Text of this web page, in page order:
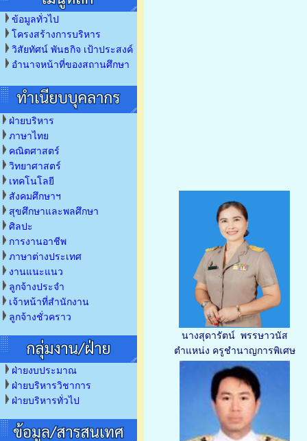
ข้อมูลทั่วไป
โครงสร้างการบริหาร
วิสัยทัศน์ พันธกิจ เป้าประสงค์
อำนาจหน้าที่ของสถานศึกษา
ฝ่ายบริหาร
ภาษาไทย
คณิตศาสตร์
วิทยาศาสตร์
เทคโนโลยี
สังคมศึกษาฯ
สุขศึกษาและพลศึกษา
ศิลปะ
การงานอาชีพ
ภาษาต่างประเทศ
งานแนะแนว
ลูกจ้างประจำ
เจ้าหน้าที่สำนักงาน
ลูกจ้างชั่วคราว
ฝ่ายงบประมาณ
ฝ่ายบริหารวิชาการ
ฝ่ายบริหารทั่วไป
นางสุดารัตน์ พรรษาวนัส
ตำแหน่ง ครูชำนาญการพิเศษ